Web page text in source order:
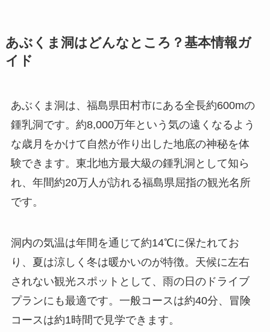
あぶくま洞はどんなところ？基本情報ガ
イド
あぶくま洞は、福島県田村市にある全長約600mの
鍾乳洞です。約8,000万年という気の遠くなるよう
な歳月をかけて自然が作り出した地底の神秘を体
験できます。東北地方最大級の鍾乳洞として知ら
れ、年間約20万人が訪れる福島県屈指の観光名所
です。
洞内の気温は年間を通じて約14℃に保たれてお
り、夏は涼しく冬は暖かいのが特徴。天候に左右
されない観光スポットとして、雨の日のドライブ
プランにも最適です。一般コースは約40分、冒険
コースは約1時間で見学できます。